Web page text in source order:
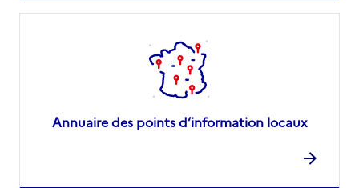
Annuaire des points d’information locaux